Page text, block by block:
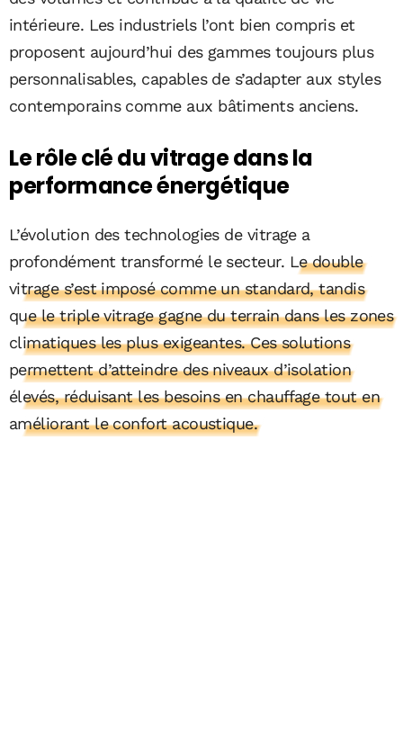
intérieure. Les industriels l’ont bien compris et
proposent aujourd’hui des gammes toujours plus
personnalisables, capables de s’adapter aux styles
contemporains comme aux bâtiments anciens.
Le rôle clé du vitrage dans la
performance énergétique
L’évolution des technologies de vitrage a
profondément transformé le secteur. Le double
vitrage s’est imposé comme un standard, tandis
que le triple vitrage gagne du terrain dans les zones
climatiques les plus exigeantes. Ces solutions
permettent d’atteindre des niveaux d’isolation
élevés, réduisant les besoins en chauffage tout en
améliorant le confort acoustique.